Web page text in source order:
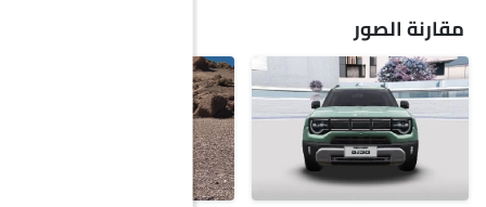
مقارنة الصور